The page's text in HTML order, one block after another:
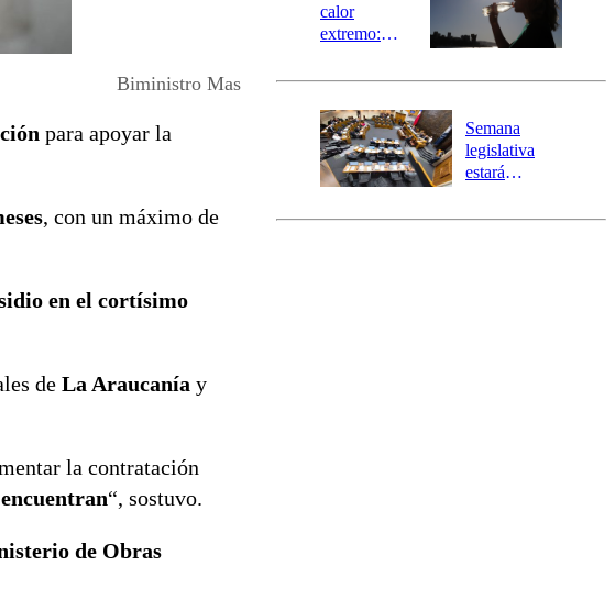
Biministro Mas
para apoyar la
, con un máximo de
en el cortísimo
de La Araucanía y
la contratación
“, sostuvo.
de Obras
calor
extremo:
activa Alerta
Preventiva en
tres comunas
Semana
legislativa
estará
el fin de la